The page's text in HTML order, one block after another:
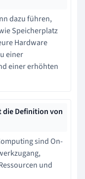
dazu führen,
Speicherplatz
Hardware
einer
einer erhöhten
die Definition von
sind On-
und